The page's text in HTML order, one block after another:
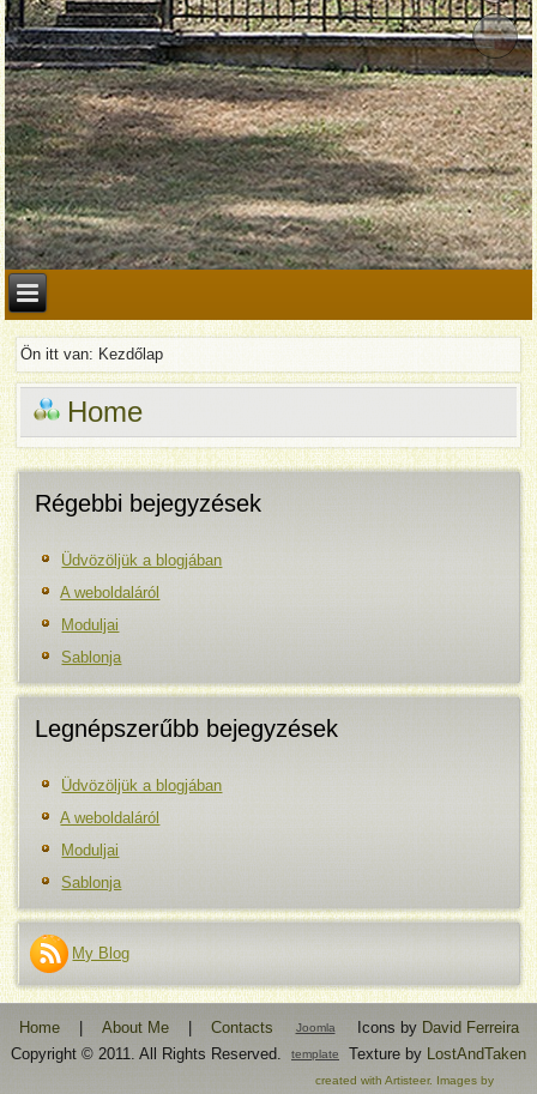
Ön itt van: Kezdőlap
Home
Régebbi bejegyzések
Üdvözöljük a blogjában
A weboldaláról
Moduljai
Sablonja
Legnépszerűbb bejegyzések
Üdvözöljük a blogjában
A weboldaláról
Moduljai
Sablonja
My Blog
Home| About Me| Contacts
Copyright © 2011. All Rights Reserved.
Icons by David Ferreira
Texture by LostAndTaken
Joomla
template
created with Artisteer. Images by